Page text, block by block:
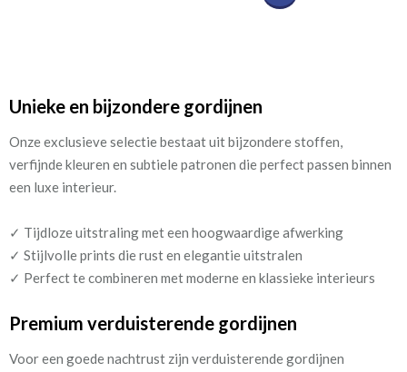
Unieke en bijzondere gordijnen
Onze exclusieve selectie bestaat uit bijzondere stoffen,
verfijnde kleuren en subtiele patronen die perfect passen binnen
een luxe interieur.
✓ Tijdloze uitstraling met een hoogwaardige afwerking
✓ Stijlvolle prints die rust en elegantie uitstralen
✓ Perfect te combineren met moderne en klassieke interieurs
Premium verduisterende gordijnen
Voor een goede nachtrust zijn verduisterende gordijnen